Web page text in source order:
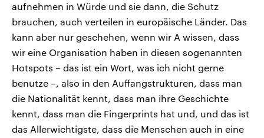
aufnehmen in Würde und sie dann, die Schutz
brauchen, auch verteilen in europäische Länder. Das
kann aber nur geschehen, wenn wir A wissen, dass
wir eine Organisation haben in diesen sogenannten
Hotspots – das ist ein Wort, was ich nicht gerne
benutze –, also in den Auffangstrukturen, dass man
die Nationalität kennt, dass man ihre Geschichte
kennt, dass man die Fingerprints hat und, und das ist
das Allerwichtigste, dass die Menschen auch in eine